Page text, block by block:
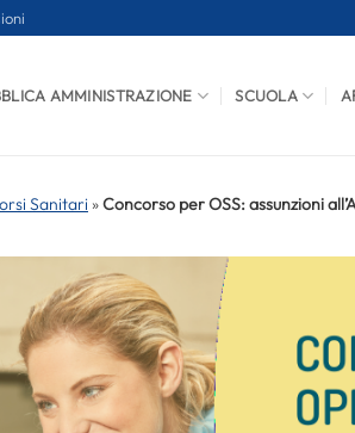
AMMINISTRAZIONE SCUOLA
Sanitari »Concorso per OSS: assunzioni